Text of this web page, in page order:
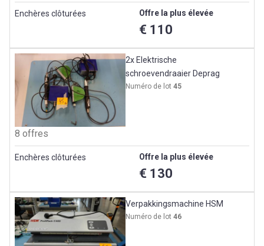
Enchères clôturées Offre la plus élevée
€ 110
2x Elektrische
schroevendraaier Deprag
Numéro de lot45
8 offres
Enchères clôturées Offre la plus élevée
€ 130
Verpakkingsmachine HSM
Numéro de lot46